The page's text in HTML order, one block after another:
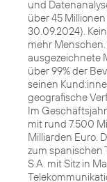
und
über 45
30.09.2024).
mehr
ausgezeichnete
über 99% der
seinen
geografische
Im
mit rund 7.500
Milliarden Euro.
zum spanischen
S.A. mit Sitz in